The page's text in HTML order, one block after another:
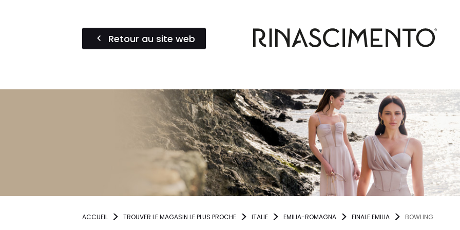
Retour au site web
ACCUEIL TROUVER LE MAGASIN LE PLUS PROCHE ITALIE EMILIA-ROMAGNA FINALE EMILIA BOWLING